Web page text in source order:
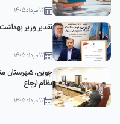
12 مرداد 1405
تقدیر وزیر
12 مرداد 1405
جوین، شهرستان
نظام ارجاع
12 مرداد 1405